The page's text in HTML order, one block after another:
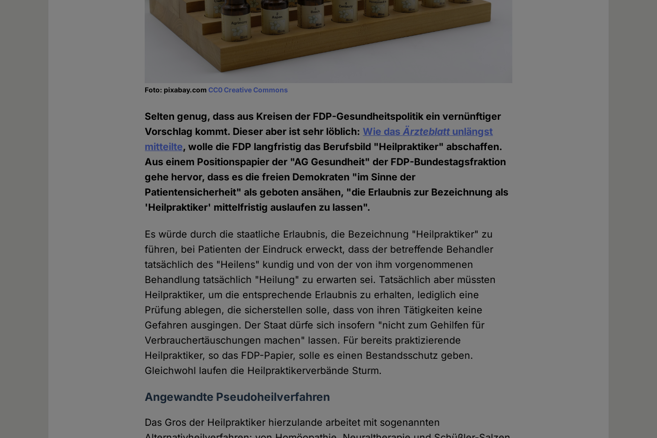
Foto: pixabay.comCC0 Creative Commons
Selten genug, dass aus Kreisen der FDP-Gesundheitspolitik ein vernünftiger
Vorschlag kommt. Dieser aber ist sehr löblich: Wie dasÄrzteblattunlängst
mitteilte, wolle die FDP langfristig das Berufsbild "Heilpraktiker" abschaffen.
Aus einem Positionspapier der "AG Gesundheit" der FDP-Bundestagsfraktion
gehe hervor, dass es die freien Demokraten "im Sinne der
Patientensicherheit" als geboten ansähen, "die Erlaubnis zur Bezeichnung als
'Heilpraktiker' mittelfristig auslaufen zu lassen".
Es würde durch die staatliche Erlaubnis, die Bezeichnung "Heilpraktiker" zu
führen, bei Patienten der Eindruck erweckt, dass der betreffende Behandler
tatsächlich des "Heilens" kundig und von der von ihm vorgenommenen
Behandlung tatsächlich "Heilung" zu erwarten sei. Tatsächlich aber müssten
Heilpraktiker, um die entsprechende Erlaubnis zu erhalten, lediglich eine
Prüfung ablegen, die sicherstellen solle, dass von ihren Tätigkeiten keine
Gefahren ausgingen. Der Staat dürfe sich insofern "nicht zum Gehilfen für
Verbrauchertäuschungen machen" lassen. Für bereits praktizierende
Heilpraktiker, so das FDP-Papier, solle es einen Bestandsschutz geben.
Gleichwohl laufen die Heilpraktikerverbände Sturm.
Angewandte Pseudoheilverfahren
Das Gros der Heilpraktiker hierzulande arbeitet mit sogenannten